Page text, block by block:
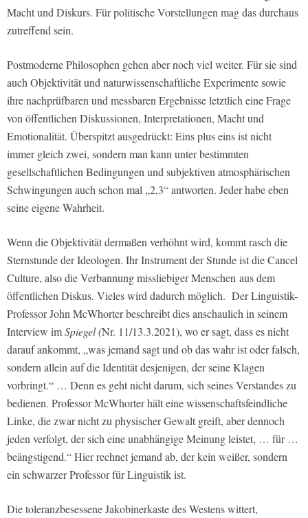
Macht und Diskurs. Für politische Vorstellungen mag das durchaus
zutreffend sein.
Postmoderne Philosophen gehen aber noch viel weiter. Für sie sind
auch Objektivität und naturwissenschaftliche Experimente sowie
ihre nachprüfbaren und messbaren Ergebnisse letztlich eine Frage
von öffentlichen Diskussionen, Interpretationen, Macht und
Emotionalität. Überspitzt ausgedrückt: Eins plus eins ist nicht
immer gleich zwei, sondern man kann unter bestimmten
gesellschaftlichen Bedingungen und subjektiven atmosphärischen
Schwingungen auch schon mal „2,3“ antworten. Jeder habe eben
seine eigene Wahrheit.
Wenn die Objektivität dermaßen verhöhnt wird, kommt rasch die
Sternstunde der Ideologen. Ihr Instrument der Stunde ist die Cancel
Culture, also die Verbannung missliebiger Menschen aus dem
öffentlichen Diskus. Vieles wird dadurch möglich. Der Linguistik-
Professor John McWhorter beschreibt dies anschaulich in seinem
Interview imSpiegel (Nr. 11/13.3.2021), wo er sagt, dass es nicht
darauf ankommt, „was jemand sagt und ob das wahr ist oder falsch,
sondern allein auf die Identität desjenigen, der seine Klagen
vorbringt.“ … Denn es geht nicht darum, sich seines Verstandes zu
bedienen. Professor McWhorter hält eine wissenschaftsfeindliche
Linke, die zwar nicht zu physischer Gewalt greift, aber dennoch
jeden verfolgt, der sich eine unabhängige Meinung leistet, … für …
beängstigend.“ Hier rechnet jemand ab, der kein weißer, sondern
ein schwarzer Professor für Linguistik ist.
Die toleranzbesessene Jakobinerkaste des Westens wittert,